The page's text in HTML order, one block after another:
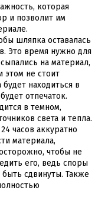
которая
и позволит им
шляпка оставалась
Это время нужно для
на материал,
этом не стоит
находиться в
отпечаток.
в темном,
света и тепла.
часов аккуратно
материала,
чтобы не
его, ведь споры
сдвинуты. Также